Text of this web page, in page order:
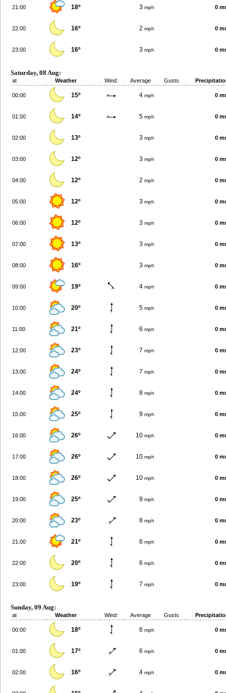
21:00 18º 3 mph 0
22:00 16º 2 mph 0
23:00 16º 3 mph 0
Saturday, 08 Aug:
at Weather Wind: Average Gusts
00:00 15º 4 mph 0
01:00 14º 5 mph 0
02:00 13º 3 mph 0
03:00 12º 3 mph 0
04:00 12º 2 mph 0
05:00 12º 3 mph 0
06:00 12º 3 mph 0
07:00 13º 3 mph 0
08:00 16º 3 mph 0
09:00 19º 4 mph 0
10:00 20º 5 mph 0
11:00 21º 6 mph 0
12:00 23º 7 mph 0
13:00 24º 7 mph 0
14:00 24º 8 mph 0
15:00 25º 9 mph 0
16:00 26º 10 mph 0
17:00 26º 10 mph 0
18:00 26º 10 mph 0
19:00 25º 9 mph 0
20:00 23º 8 mph 0
21:00 21º 6 mph 0
22:00 20º 6 mph 0
23:00 19º 7 mph 0
Sunday, 09 Aug:
at Weather Wind: Average Gusts
00:00 18º 6 mph 0
01:00 17º 6 mph 0
02:00 16º 4 mph 0